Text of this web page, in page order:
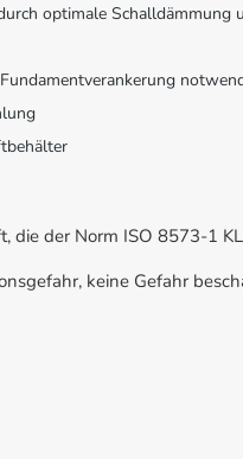
optimale Schalldämmung
die der Norm ISO 8573-1
keine Gefahr